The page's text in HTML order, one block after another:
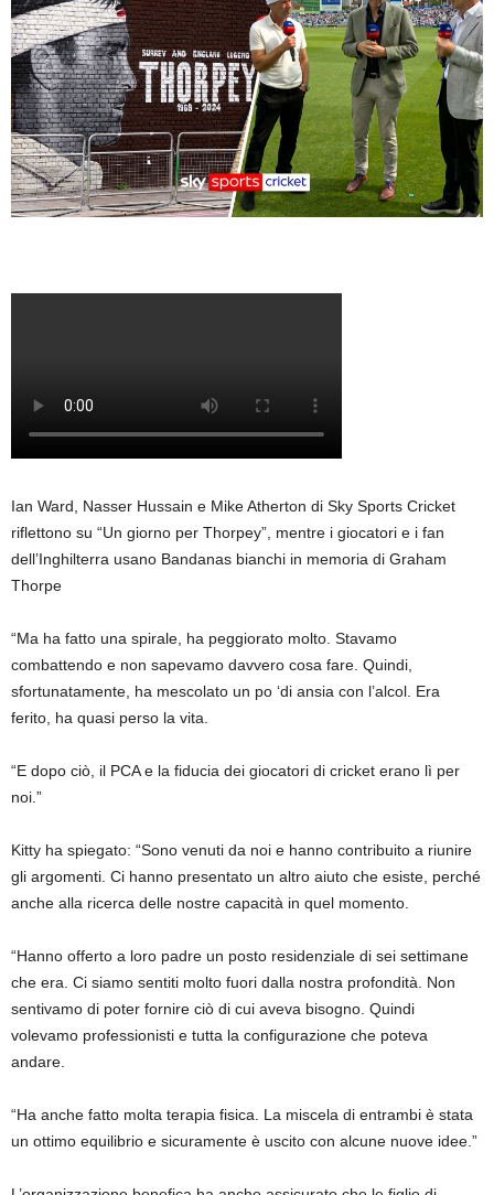
Ian Ward, Nasser Hussain e Mike Atherton di Sky Sports Cricket
riflettono su “Un giorno per Thorpey”, mentre i giocatori e i fan
dell’Inghilterra usano Bandanas bianchi in memoria di Graham
Thorpe
“Ma ha fatto una spirale, ha peggiorato molto. Stavamo
combattendo e non sapevamo davvero cosa fare. Quindi,
sfortunatamente, ha mescolato un po ‘di ansia con l’alcol. Era
ferito, ha quasi perso la vita.
“E dopo ciò, il PCA e la fiducia dei giocatori di cricket erano lì per
noi.”
Kitty ha spiegato: “Sono venuti da noi e hanno contribuito a riunire
gli argomenti. Ci hanno presentato un altro aiuto che esiste, perché
anche alla ricerca delle nostre capacità in quel momento.
“Hanno offerto a loro padre un posto residenziale di sei settimane
che era. Ci siamo sentiti molto fuori dalla nostra profondità. Non
sentivamo di poter fornire ciò di cui aveva bisogno. Quindi
volevamo professionisti e tutta la configurazione che poteva
andare.
“Ha anche fatto molta terapia fisica. La miscela di entrambi è stata
un ottimo equilibrio e sicuramente è uscito con alcune nuove idee.”